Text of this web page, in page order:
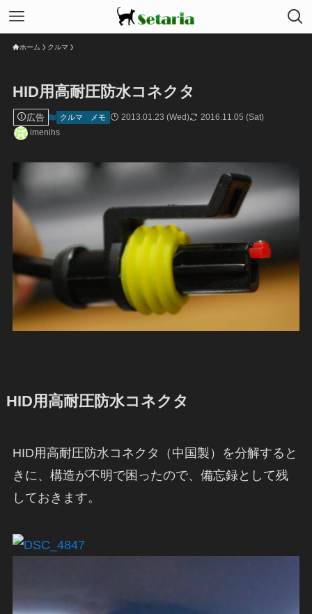
ホーム クルマ
HID用高耐圧防水コネクタ
広告 クルマ メモ 2013.01.23 (Wed)
2016.11.05 (Sat)
imenihs
HID用高耐圧防水コネクタ
HID用高耐圧防水コネクタ（中国製）を分解すると
きに、構造が不明で困ったので、備忘録として残
しておきます。